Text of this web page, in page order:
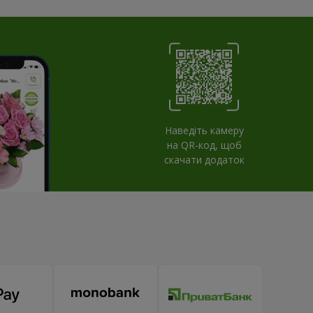
Наведіть камеру
на QR-код, щоб
скачати додаток